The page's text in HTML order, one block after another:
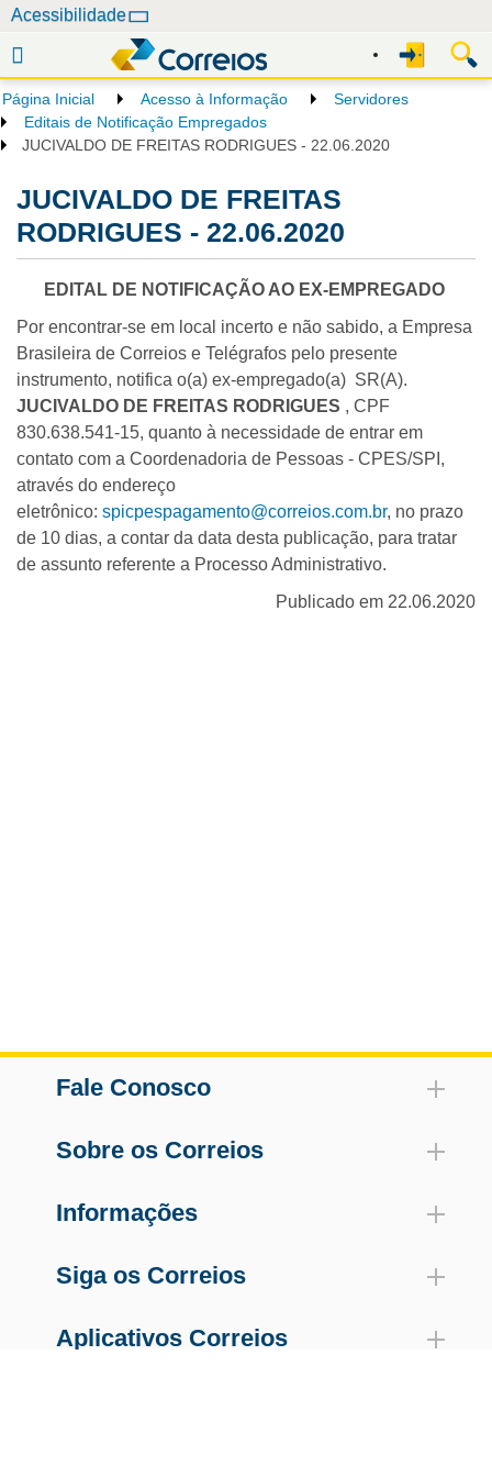
e
g
a
Acessibilidade
Página Inicial Acesso à Informação
Servidores
Editais de Notificação Empregados
JUCIVALDO DE FREITAS RODRIGUES - 22.06.2020
JUCIVALDO DE FREITAS
RODRIGUES - 22.06.2020
EDITAL DE NOTIFICAÇÃO AO EX-EMPREGADO
Por encontrar-se em local incerto e não sabido, a Empresa
Brasileira de Correios e Telégrafos pelo presente
instrumento, notifica o(a) ex-empregado(a) SR(A).
JUCIVALDO DE FREITAS RODRIGUES , CPF
830.638.541-15, quanto à necessidade de entrar em
contato com a Coordenadoria de Pessoas - CPES/SPI,
através do endereço
eletrônico: spicpespagamento@correios.com.br, no prazo
de 10 dias, a contar da data desta publicação, para tratar
de assunto referente a Processo Administrativo.
Publicado em 22.06.2020
Fale Conosco
Sobre os Correios
Informações
Siga os Correios
Aplicativos Correios